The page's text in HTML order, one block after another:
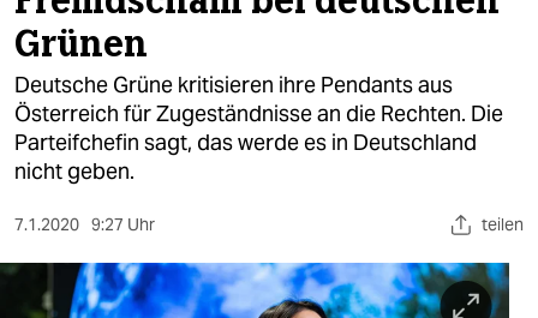
politik
öko
gesellschaft
kultur
sport
berlin
Grünen
Deutsche Grüne kritisieren ihre Pendants aus
Österreich für Zugeständnisse an die Rechten. Die
Parteifchefin sagt, das werde es in Deutschland
nicht geben.
7.1.2020 9:27 Uhr teilen